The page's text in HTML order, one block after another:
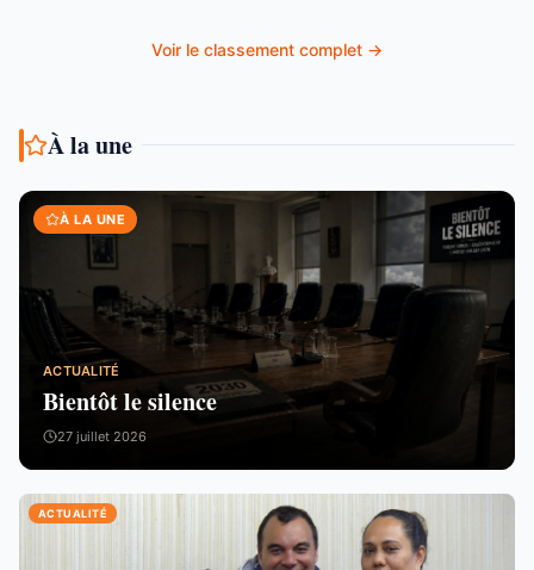
Voir le classement complet →
À la une
À LA UNE
ACTUALITÉ
Bientôt le silence
27 juillet 2026
ACTUALITÉ